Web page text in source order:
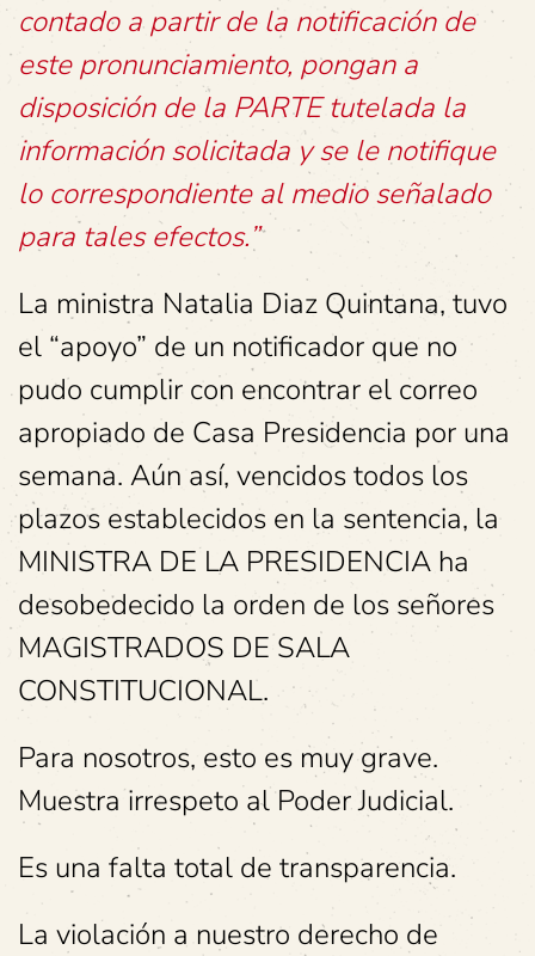
contado a partir de la notificación de
este pronunciamiento, pongan a
disposición de la PARTE tutelada la
información solicitada y se le notifique
lo correspondiente al medio señalado
para tales efectos.”
La ministra Natalia Diaz Quintana, tuvo
el “apoyo” de un notificador que no
pudo cumplir con encontrar el correo
apropiado de Casa Presidencia por una
semana. Aún así, vencidos todos los
plazos establecidos en la sentencia, la
MINISTRA DE LA PRESIDENCIA ha
desobedecido la orden de los señores
MAGISTRADOS DE SALA
CONSTITUCIONAL.
Para nosotros, esto es muy grave.
Muestra irrespeto al Poder Judicial.
Es una falta total de transparencia.
La violación a nuestro derecho de